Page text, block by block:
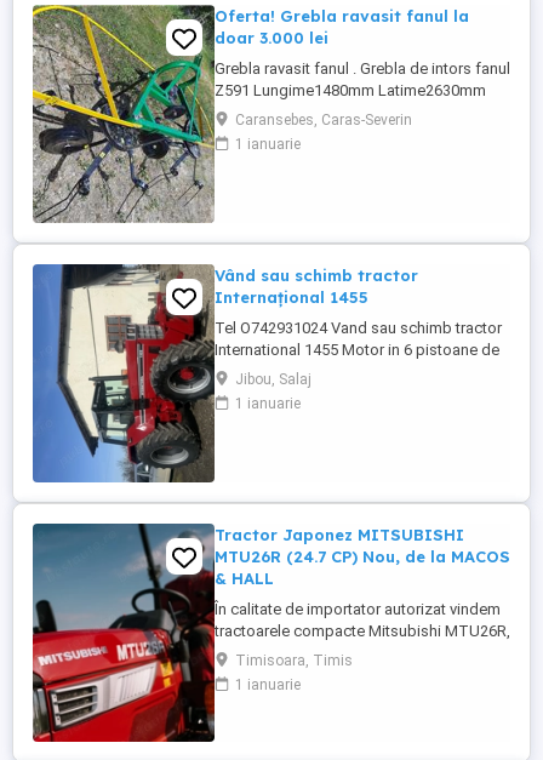
Oferta! Grebla ravasit fanul la
doar 3.000 lei
Grebla ravasit fanul . Grebla de intors fanul
Z591 Lungime1480mm Latime2630mm
Inaltime1100mm Greutate170K gLatimea
de lucru -intors2,63m Turatia prizei de
putere540 rot min Numar rotatii ale
Caransebes, Caras-Severin
1 ianuarie
Vând sau schimb tractor
Internațional 1455
Tel O742931024 Vand sau schimb tractor
International 1455 Motor in 6 pistoane de
145 cai cu turbo Cilindru ajutător la ridicare
Tiranti față Cauciucuri in stare foarte buna
Tractorul se afla intr-o stare foarte buna,
Jibou, Salaj
1 ianuarie
Tractor Japonez MITSUBISHI
MTU26R (24.7 CP) Nou, de la MACOS
& HALL
În calitate de importator autorizat vindem
tractoarele compacte Mitsubishi MTU26R,
un tractor proiectat și fabricat integral în
Japonia, recunoscut pentru fiabilitatea sa
legendară și eficiența în spații restrânse.
Timisoara, Timis
1 ianuarie